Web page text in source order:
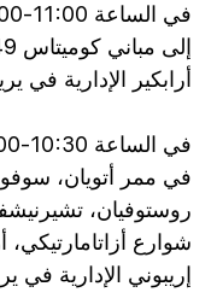
أرابكير الإدارية في
في ممر أتويان،
روستوفيان،
إريبوني الإدارية في